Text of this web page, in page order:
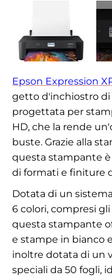
Epson Expression
getto d'inchiostro di
progettata per
HD, che la rende
buste. Grazie alla
questa stampante
di formati e finiture
Dotata di un
6 colori, compresi
questa stampante
e stampe in bianco
inoltre dotata di un
speciali da 50 fogli,